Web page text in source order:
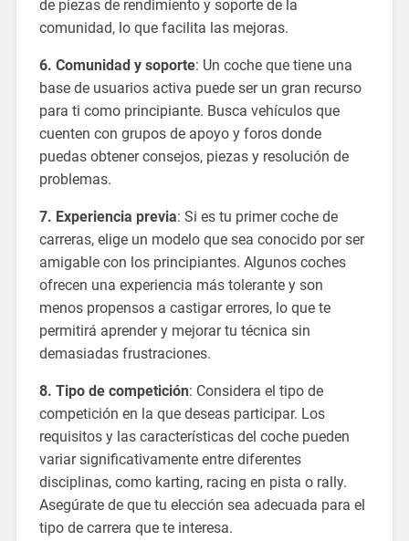
de piezas de rendimiento y soporte de la
comunidad, lo que facilita las mejoras.
6. Comunidad y soporte: Un coche que tiene una
base de usuarios activa puede ser un gran recurso
para ti como principiante. Busca vehículos que
cuenten con grupos de apoyo y foros donde
puedas obtener consejos, piezas y resolución de
problemas.
7. Experiencia previa: Si es tu primer coche de
carreras, elige un modelo que sea conocido por ser
amigable con los principiantes. Algunos coches
ofrecen una experiencia más tolerante y son
menos propensos a castigar errores, lo que te
permitirá aprender y mejorar tu técnica sin
demasiadas frustraciones.
8. Tipo de competición: Considera el tipo de
competición en la que deseas participar. Los
requisitos y las características del coche pueden
variar significativamente entre diferentes
disciplinas, como karting, racing en pista o rally.
Asegúrate de que tu elección sea adecuada para el
tipo de carrera que te interesa.